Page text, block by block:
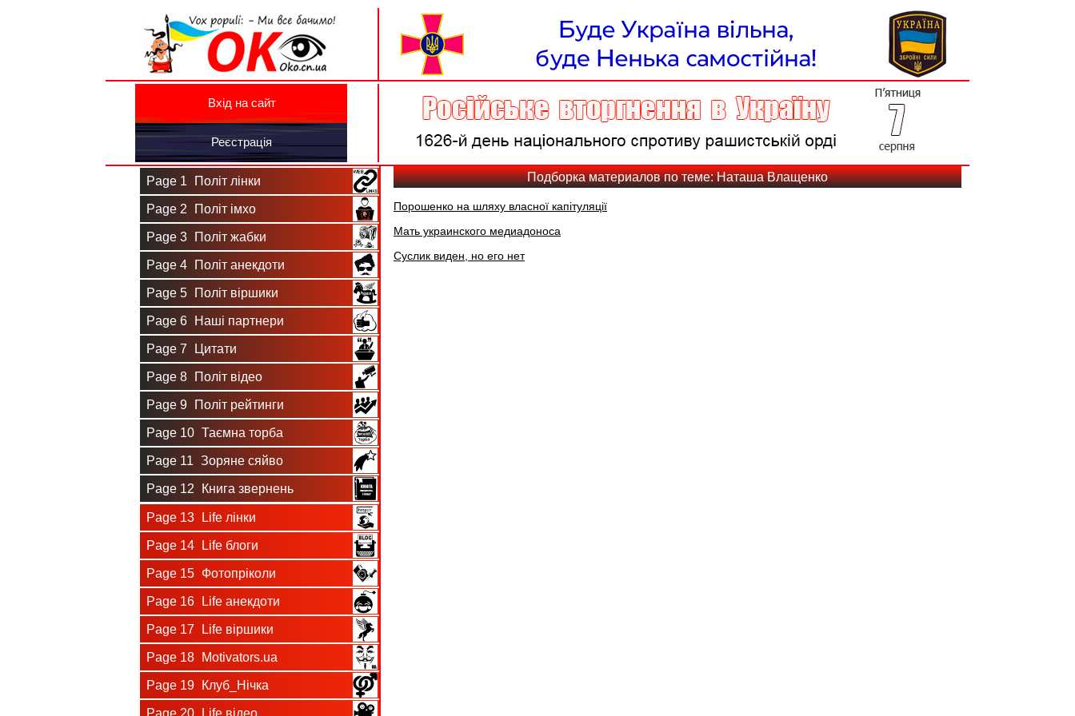
Вхід на сайт
Реєстрація
Page 1 Політ лінки
Page 2 Політ імхо
Page 3 Політ жабки
Page 4 Політ анекдоти
Page 5 Політ віршики
Page 6 Наші партнери
Page 7 Цитати
Page 8 Політ відео
Page 9 Політ рейтинги
Page 10 Таємна торба
Page 11 Зоряне сяйво
Page 12 Книга звернень
Page 13 Life лінки
Page 14 Life блоги
Page 15 Фотопріколи
Page 16 Life анекдоти
Page 17 Life віршики
Page 18 Motivators.ua
Page 19 Клуб_Нічка
Page 20 Life відео
Подборка материалов по теме: Наташа Влащенко
Порошенко на шляху власної капітуляції
Мать украинского медиадоноса
Суслик виден, но его нет